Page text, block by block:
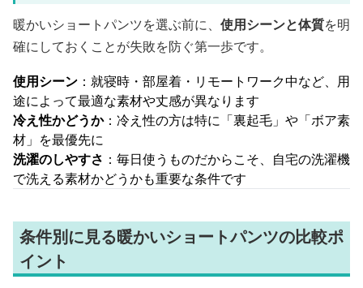
暖かいショートパンツを選ぶ前に、 使用シーンと体質を明
確にしておくことが失敗を防ぐ第一歩です。
使用シーン ：就寝時・部屋着・リモートワーク中など、用
途によって最適な素材や丈感が異なります
冷え性かどうか：冷え性の方は特に「裏起毛」や「ボア素
材」を最優先に
洗濯のしやすさ ：毎日使うものだからこそ、自宅の洗濯機
で洗える素材かどうかも重要な条件です
条件別に見る暖かいショートパンツの比較ポ
イント